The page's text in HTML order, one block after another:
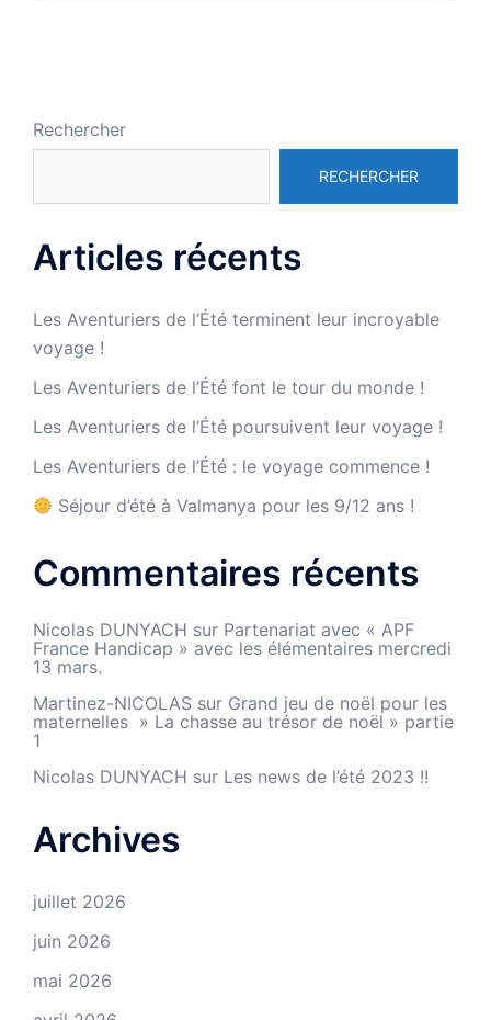
Rechercher
RECHERCHER
Articles récents
Les Aventuriers de l’Été terminent leur incroyable
voyage !
Les Aventuriers de l’Été font le tour du monde !
Les Aventuriers de l’Été poursuivent leur voyage !
Les Aventuriers de l’Été : le voyage commence !
Séjour d’été à Valmanya pour les 9/12 ans !
Commentaires récents
Nicolas DUNYACH sur Partenariat avec « APF
France Handicap » avec les élémentaires mercredi
13 mars.
Martinez-NICOLAS sur Grand jeu de noël pour les
maternelles » La chasse au trésor de noël » partie
1
Nicolas DUNYACH sur Les news de l’été 2023 !!
Archives
juillet 2026
juin 2026
mai 2026